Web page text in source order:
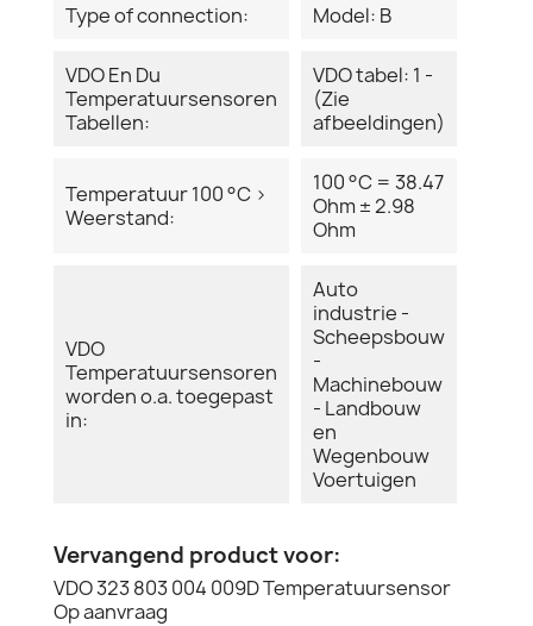
Type of connection: Model: B
VDO En Du
Temperatuursensoren
Tabellen:
VDO tabel: 1 -
(Zie
afbeeldingen)
Temperatuur 100 °C >
Weerstand:
100 °C = 38.47
Ohm ± 2.98
Ohm
VDO
Temperatuursensoren
worden o.a. toegepast
in:
Auto
industrie -
Scheepsbouw
-
Machinebouw
- Landbouw
en
Wegenbouw
Voertuigen
Vervangend product voor:
VDO 323 803 004 009D Temperatuursensor
Op aanvraag